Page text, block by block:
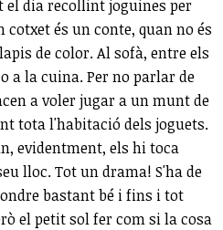
el dia recollint joguines per
cotxet és un conte, quan no és
de color. Al sofà, entre els
a la cuina. Per no parlar de
a voler jugar a un munt de
tota l'habitació dels joguets.
evidentment, els hi toca
lloc. Tot un drama! S'ha de
bastant bé i fins i tot
el petit sol fer com si la cosa